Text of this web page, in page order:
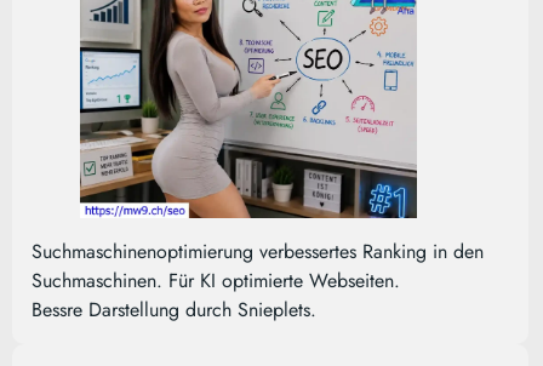
Suchmaschinenoptimierung verbessertes Ranking in den
Suchmaschinen. Für KI optimierte Webseiten.
Bessre Darstellung durch Snieplets.